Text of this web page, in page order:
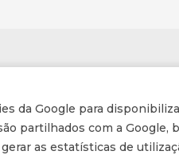
da Google para
partilhados com a Google,
as estatísticas de
e Médicos Cristãos
de Freitas, 16-B